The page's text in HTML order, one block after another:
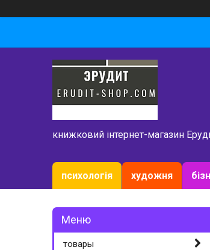
книжковий інтернет-магазин
психологія художня
товары